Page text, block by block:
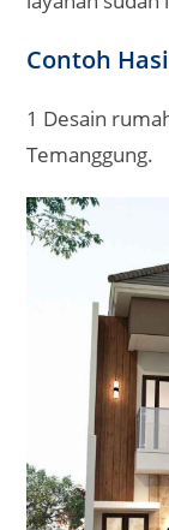
Contoh
1 Desain
Temanggung.